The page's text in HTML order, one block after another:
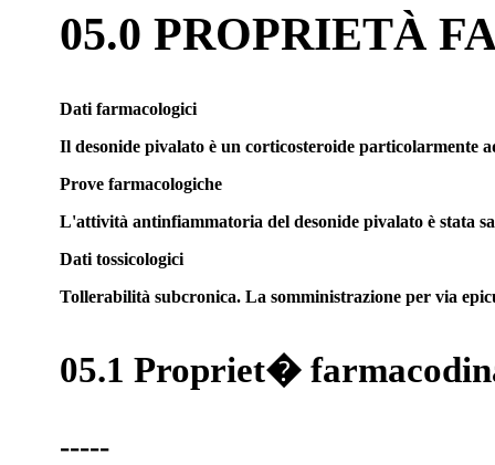
05.0 PROPRIETÀ
Dati farmacologici
Il desonide pivalato è un corticosteroide particolarmente
Prove farmacologiche
L'attività antinfiammatoria del desonide pivalato è stata
Dati tossicologici
Tollerabilità subcronica. La somministrazione per via
05.1 Propriet�
-----